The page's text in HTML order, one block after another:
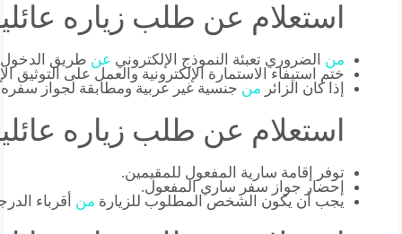
استعلام عن طلب زياره
من الضروري تعبئة النموذج الإلكتروني عن طريق الدخول
ختم استيفاء الاستمارة الإلكترونية والعمل على التوثيق
إذا كان الزائر من جنسية غير عربية ومطابقة لجواز سفره
استعلام عن طلب زياره
توفر إقامة سارية المفعول للمقيمين.
إحضار جواز سفر ساري المفعول.
يجب أن يكون الشخص المطلوب للزيارة من أقرباء